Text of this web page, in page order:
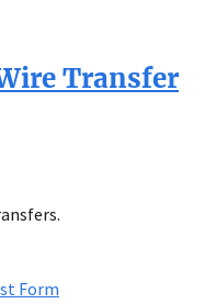
Transfer
Form